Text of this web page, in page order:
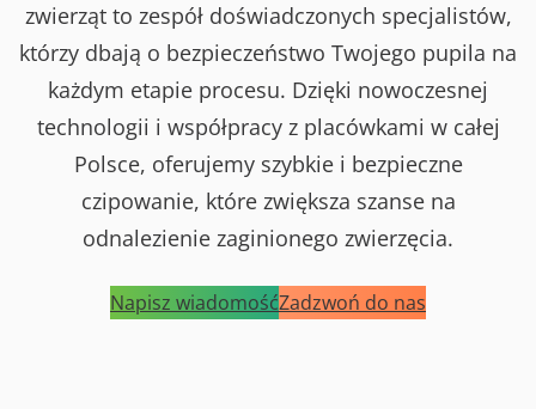
zwierząt to zespół doświadczonych specjalistów,
którzy dbają o bezpieczeństwo Twojego pupila na
każdym etapie procesu. Dzięki nowoczesnej
technologii i współpracy z placówkami w całej
Polsce, oferujemy szybkie i bezpieczne
czipowanie, które zwiększa szanse na
odnalezienie zaginionego zwierzęcia.
Napisz wiadomośćZadzwoń do nas